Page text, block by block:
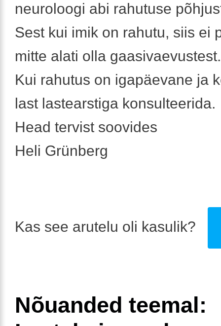
neuroloogi abi rahutuse
Sest kui imik on rahutu, siis ei
mitte alati olla gaasivaevustest.
Kui rahutus on igapäevane ja
last lastearstiga konsulteerida.
Head tervist soovides
Heli Grünberg
Kas see arutelu oli kasulik?
Nõuanded teemal: